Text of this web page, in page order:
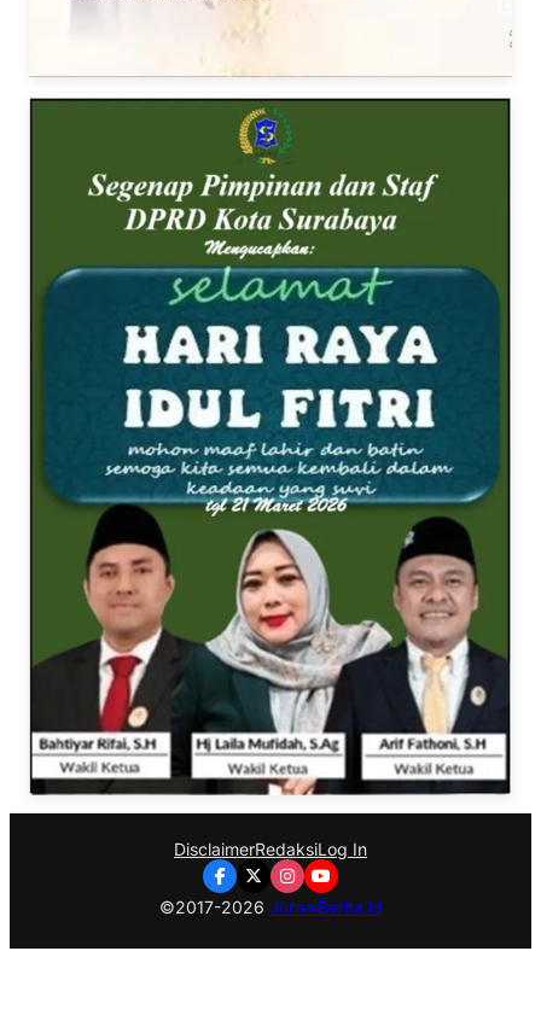
DisclaimerRedaksiLog In
©2017-2026 JurnalBerita.id